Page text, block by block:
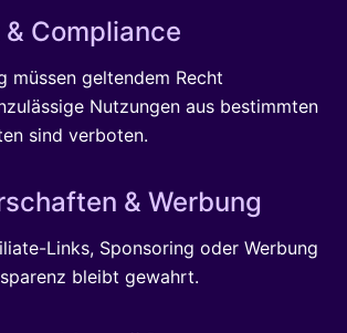
Compliance
müssen geltendem Recht
Nutzungen aus bestimmten
sind verboten.
& Werbung
Links, Sponsoring oder Werbung
bleibt gewahrt.